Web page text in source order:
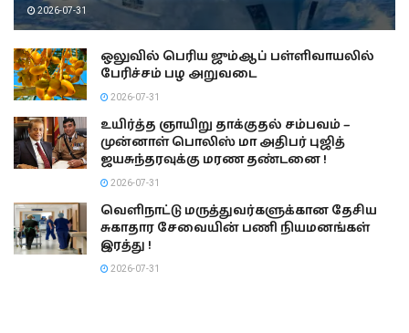
2026-07-31
ஒலுவில் பெரிய ஜும்ஆப் பள்ளிவாயலில்
பேரிச்சம் பழ அறுவடை
2026-07-31
உயிர்த்த ஞாயிறு தாக்குதல் சம்பவம் –
முன்னாள் பொலிஸ் மா அதிபர் புஜித்
ஜயசுந்தரவுக்கு மரண தண்டனை !
2026-07-31
வெளிநாட்டு மருத்துவர்களுக்கான தேசிய
சுகாதார சேவையின் பணி நியமனங்கள்
இரத்து !
2026-07-31